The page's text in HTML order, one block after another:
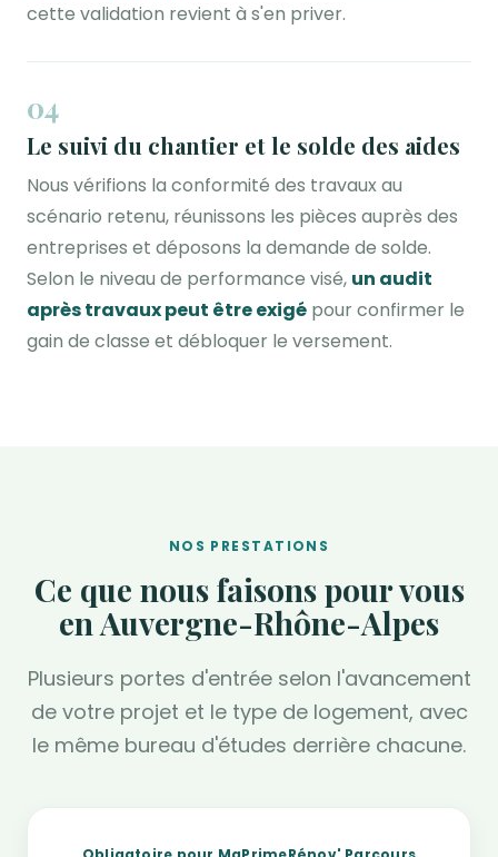
cette validation revient à s'en priver.
04
Le suivi du chantier et le solde des aides
Nous vérifions la conformité des travaux au
scénario retenu, réunissons les pièces auprès des
entreprises et déposons la demande de solde.
Selon le niveau de performance visé, un audit
après travaux peut être exigé pour confirmer le
gain de classe et débloquer le versement.
NOS PRESTATIONS
Ce que nous faisons pour vous
en Auvergne-Rhône-Alpes
Plusieurs portes d'entrée selon l'avancement
de votre projet et le type de logement, avec
le même bureau d'études derrière chacune.